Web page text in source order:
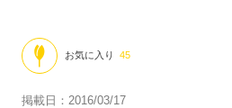
お気に入り 45
掲載日：2016/03/17